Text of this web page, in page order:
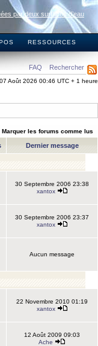
par deux surfaces d’eau
RESSOURCES
FAQ Rechercher
Août 2026 00:46 UTC + 1 heure
Marquer les forums comme lus
Dernier message
30 Septembre 2006 23:38
xantox
30 Septembre 2006 23:37
xantox
Aucun message
22 Novembre 2010 01:19
xantox
12 Août 2009 09:03
Ache